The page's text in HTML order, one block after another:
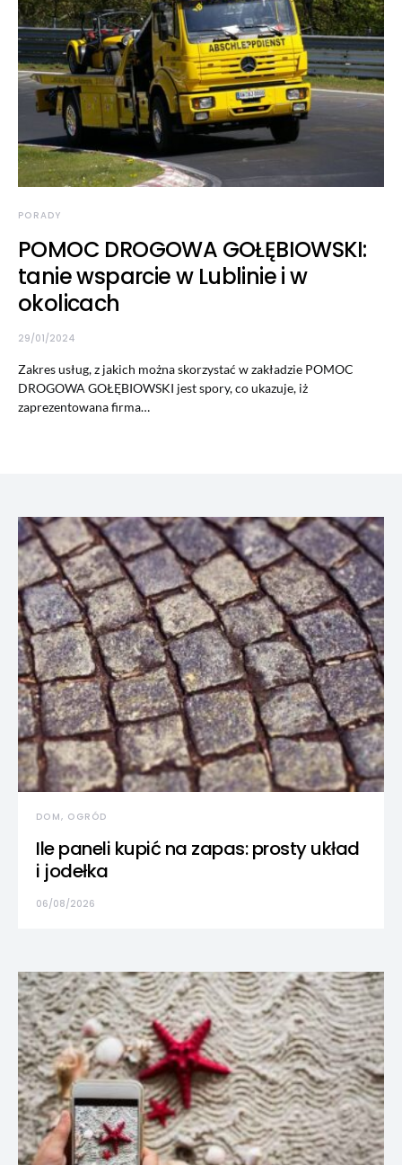
PORADY
POMOC DROGOWA GOŁĘBIOWSKI:
tanie wsparcie w Lublinie i w
okolicach
29/01/2024
Zakres usług, z jakich można skorzystać w zakładzie POMOC
DROGOWA GOŁĘBIOWSKI jest spory, co ukazuje, iż
zaprezentowana firma…
DOM, OGRÓD
Ile paneli kupić na zapas: prosty układ
i jodełka
06/08/2026